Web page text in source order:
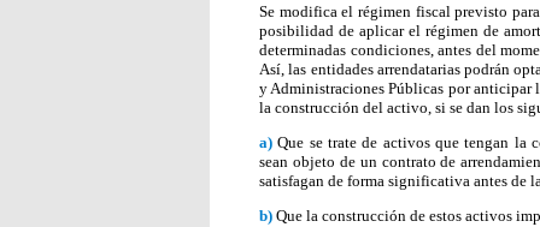
Se modifica el régimen fiscal previsto
posibilidad de aplicar el régimen de
determinadas condiciones, antes del
Así, las entidades arrendatarias podrán
y Administraciones Públicas por
la construcción del activo, si se dan los
a) Que se trate de activos que tengan la
sean objeto de un contrato de
satisfagan de forma significativa antes
b) Que la construcción de estos activos